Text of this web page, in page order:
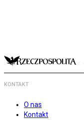
KONTAKT
O nas
Kontakt